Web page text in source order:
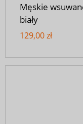
Męskie
biały
129,00 zł